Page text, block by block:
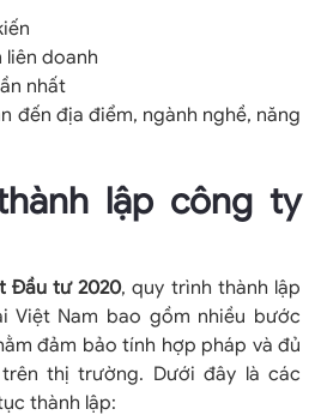
liên doanh
nhất
đến địa điểm, ngành nghề, năng
lập công ty
Đầu tư 2020, quy trình thành lập
Việt Nam bao gồm nhiều bước
đảm bảo tính hợp pháp và đủ
thị trường. Dưới đây là các
thành lập: